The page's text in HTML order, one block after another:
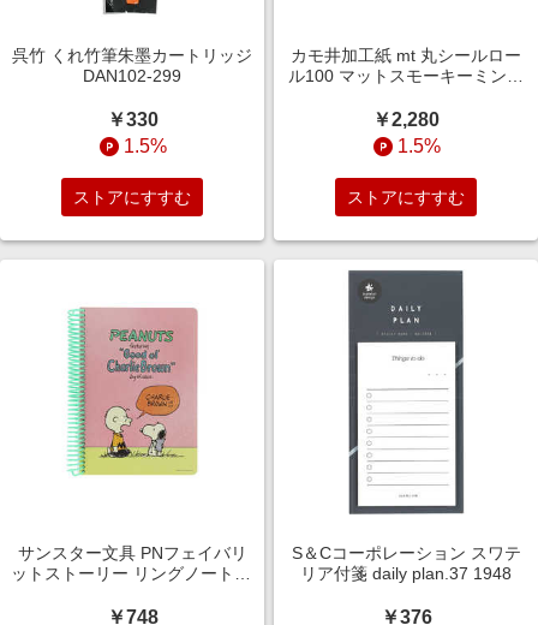
呉竹 くれ竹筆朱墨カートリッジ
DAN102-299
￥330
1.5%
ストアにすすむ
カモ井加工紙 mt 丸シールロー
ル100 マットスモーキーミント
￥2,280
1.5%
ストアにすすむ
サンスター文具 PNフェイバリ
ットストーリー リングノートB6
￥748
S＆Cコーポレーション スワテ
リア付箋 daily plan.37 1948
￥376